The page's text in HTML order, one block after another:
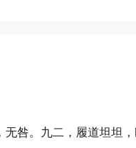
无咎。九二，履道坦坦，